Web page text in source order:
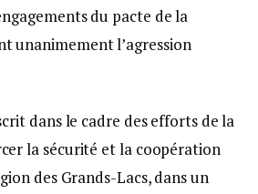
du pacte de la
unanimement l’agression
dans le cadre des efforts de la
la sécurité et la coopération
des Grands-Lacs, dans un